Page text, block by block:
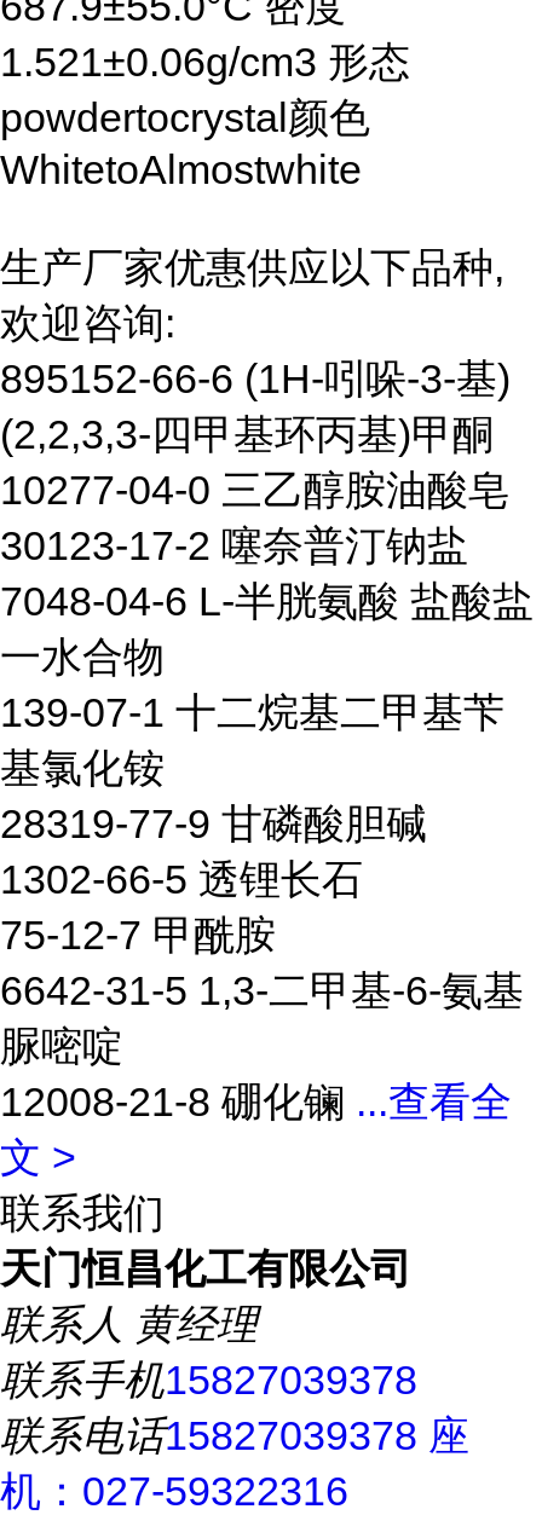
1.521±0.06g/cm3 形态
powdertocrystal颜色
WhitetoAlmostwhite
生产厂家优惠供应以下品种,
欢迎咨询:
895152-66-6 (1H-吲哚-3-基)
(2,2,3,3-四甲基环丙基)甲酮
10277-04-0 三乙醇胺油酸皂
30123-17-2 噻奈普汀钠盐
7048-04-6 L-半胱氨酸 盐酸盐
一水合物
139-07-1 十二烷基二甲基苄
基氯化铵
28319-77-9 甘磷酸胆碱
1302-66-5 透锂长石
75-12-7 甲酰胺
6642-31-5 1,3-二甲基-6-氨基
脲嘧啶
12008-21-8 硼化镧 ...查看全
文 >
联系我们
天门恒昌化工有限公司
联系人 黄经理
联系手机15827039378
联系电话15827039378 座
机：027-59322316